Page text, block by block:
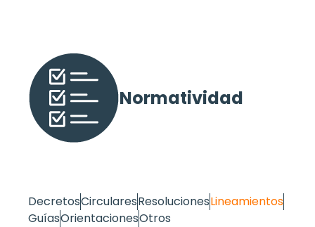
Normatividad
DecretosCircularesResolucionesLineamientos
GuíasOrientacionesOtros